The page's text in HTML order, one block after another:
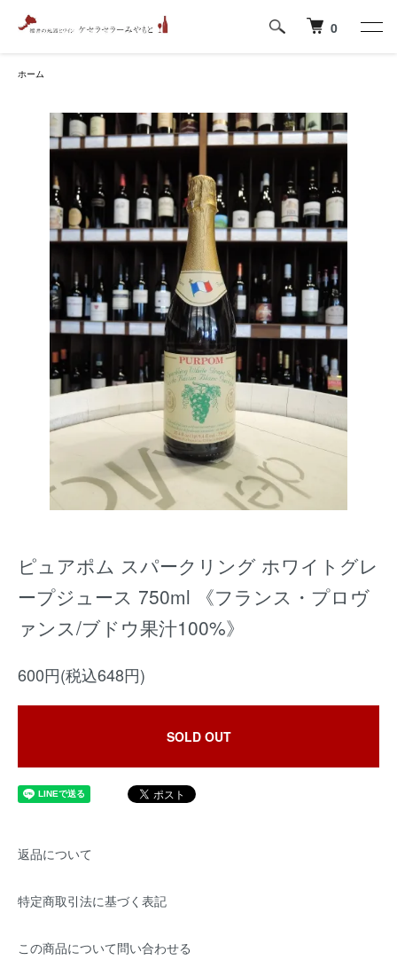
0
ホーム
ピュアポム スパークリング ホワイトグレ
ープジュース 750ml 《フランス・プロヴ
ァンス/ブドウ果汁100%》
600円(税込648円)
SOLD OUT
返品について
特定商取引法に基づく表記
この商品について問い合わせる